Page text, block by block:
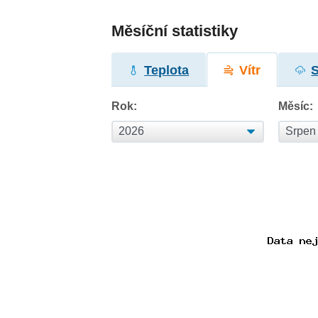
Měsíční statistiky
Teplota Vítr
Rok: Měsíc: